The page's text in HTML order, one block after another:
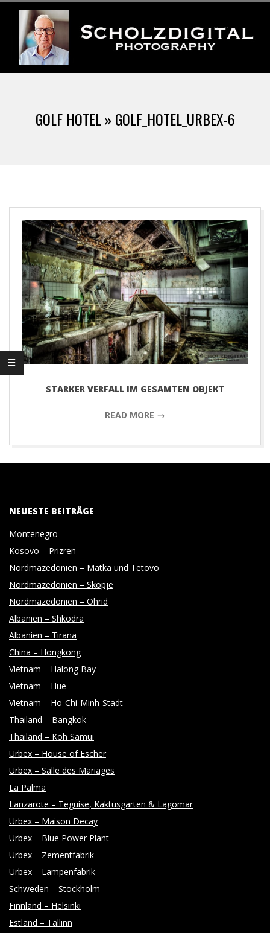
content
S
L
Z
D
G
I
A
L
P
H
O
T
O
G
R
A
P
H
Y
GOLF HOTEL » GOLF_HOTEL_URBEX-6
STARKER VERFALL IM GESAMTEN OBJEKT
READ MORE →
NEUESTE BEITRÄGE
Montenegro
Kosovo – Prizren
Nordmazedonien – Matka und Tetovo
Nordmazedonien – Skopje
Nordmazedonien – Ohrid
Albanien – Shkodra
Albanien – Tirana
China – Hongkong
Vietnam – Halong Bay
Vietnam – Hue
Vietnam – Ho-Chi-Minh-Stadt
Thailand – Bangkok
Thailand – Koh Samui
Urbex – House of Escher
Urbex – Salle des Mariages
La Palma
Lanzarote – Teguise, Kaktusgarten & Lagomar
Urbex – Maison Decay
Urbex – Blue Power Plant
Urbex – Zementfabrik
Urbex – Lampenfabrik
Schweden – Stockholm
Finnland – Helsinki
Estland – Tallinn